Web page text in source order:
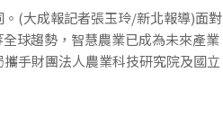
(大成報記者張玉玲/新北報導)面對
球趨勢，智慧農業已成為未來產業
手財團法人農業科技研究院及國立